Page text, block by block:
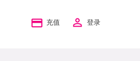
充值 登录